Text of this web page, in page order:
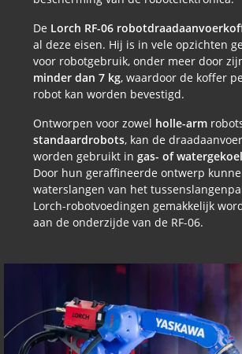
De Lorch RF-06
al deze eisen. Hij is in vele opzichten
voor robotgebruik, onder meer door
minder dan 7 kg, waardoor de koffer
robot kan worden bevestigd.
Ontworpen voor zowel holle-arm
standaardrobots, kan de
worden gebruikt in gas- of
Door hun geraffineerde ontwerp
waterslangen van het
Lorch-robotvoedingen gemakkelijk
aan de onderzijde van de RF-06.